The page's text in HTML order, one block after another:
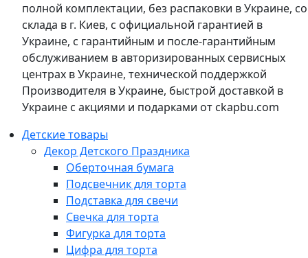
полной комплектации, без распаковки в Украине, со
склада в г. Киев, с официальной гарантией в
Украине, с гарантийным и после-гарантийным
обслуживанием в авторизированных сервисных
центрах в Украине, технической поддержкой
Производителя в Украине, быстрой доставкой в
Украине с акциями и подарками от ckapbu.com
Детские товары
Декор Детского Праздника
Оберточная бумага
Подсвечник для торта
Подставка для свечи
Свечка для торта
Фигурка для торта
Цифра для торта